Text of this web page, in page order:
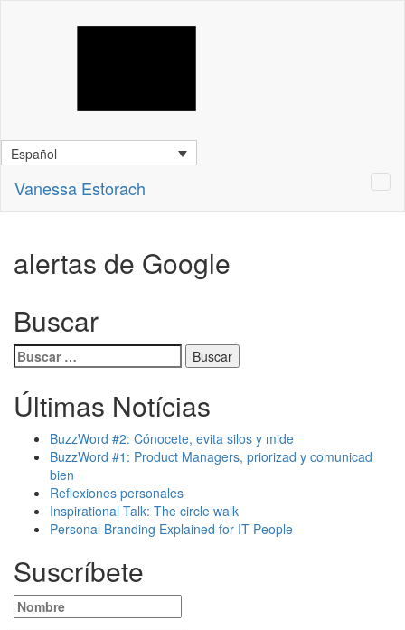
Español
Vanessa Estorach
alertas de Google
Buscar
Buscar:
Últimas Notícias
BuzzWord #2: Cónocete, evita silos y mide
BuzzWord #1: Product Managers, priorizad y comunicad
bien
Reflexiones personales
Inspirational Talk: The circle walk
Personal Branding Explained for IT People
Suscríbete